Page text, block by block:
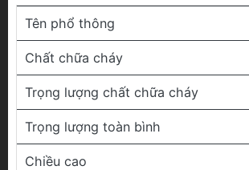
Tên phổ thông
Chất chữa cháy
Trọng lượng chất chữa cháy
Trọng lượng toàn bình
Chiều cao